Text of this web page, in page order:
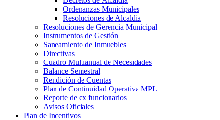
Ordenanzas Municipales
Resoluciones de Alcaldia
Resoluciones de Gerencia Municipal
Instrumentos de Gestión
Saneamiento de Inmuebles
Directivas
Cuadro Multianual de Necesidades
Balance Semestral
Rendición de Cuentas
Plan de Continuidad Operativa MPL
Reporte de ex funcionarios
Avisos Oficiales
Plan de Incentivos